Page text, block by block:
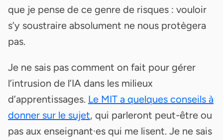
que je pense de ce genre de risques : vouloir
s’y soustraire absolument ne nous protègera
pas.
Je ne sais pas comment on fait pour gérer
l’intrusion de l’IA dans les milieux
d’apprentissages. Le MIT a quelques conseils à
donner sur le sujet, qui parleront peut-être ou
pas aux enseignant·es qui me lisent. Je ne sais